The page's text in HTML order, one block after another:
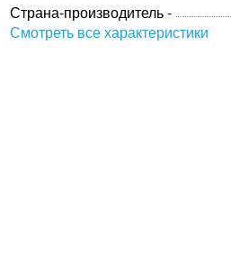
Страна-производитель -
Смотреть все характеристики